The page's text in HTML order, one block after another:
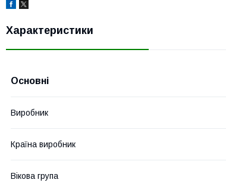
Характеристики
Основні
Виробник
Країна виробник
Вікова група